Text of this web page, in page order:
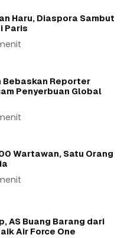
Haru, Diaspora Sambut
Paris
Bebaskan Reporter
Penyerbuan Global
Wartawan, Satu Orang
AS Buang Barang dari
Air Force One